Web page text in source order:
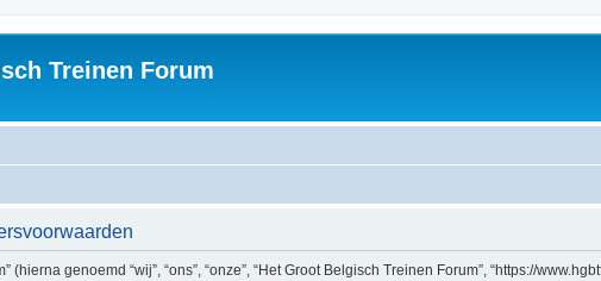
Treinen Forum
genoemd “wij”, “ons”, “onze”, “Het Groot Belgisch Treinen Forum”, “https://